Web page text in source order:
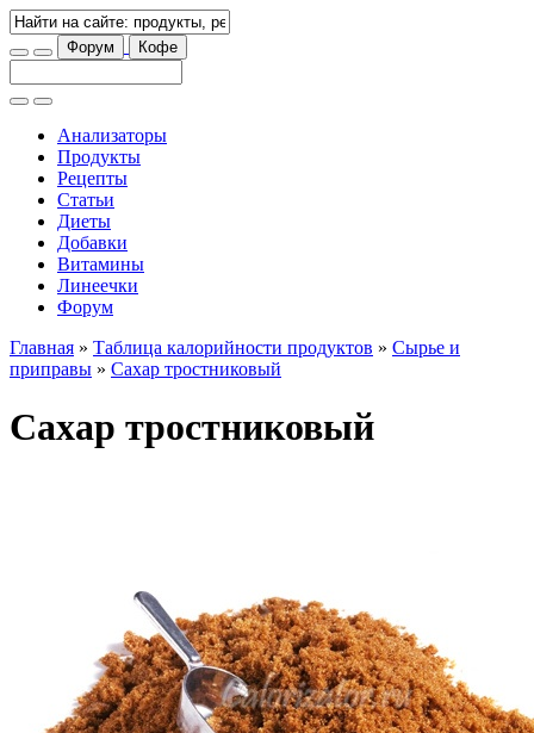
Форум Кофе
Анализаторы
Продукты
Рецепты
Статьи
Диеты
Добавки
Витамины
Линеечки
Форум
Главная » Таблица калорийности продуктов » Сырье и
приправы » Сахар тростниковый
Сахар тростниковый